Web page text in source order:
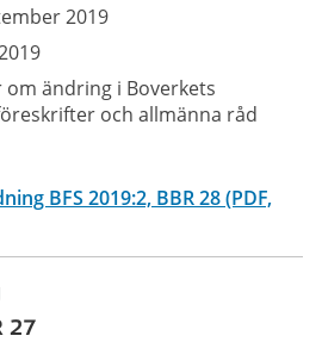
2019
ändring i Boverkets
och allmänna råd
BFS 2019:2, BBR 28 (PDF,
27